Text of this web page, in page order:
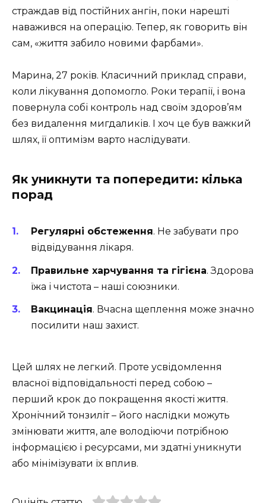
страждав від постійних ангін, поки нарешті
наважився на операцію. Тепер, як говорить він
сам, «життя забило новими фарбами».
Марина, 27 років. Класичний приклад справи,
коли лікування допомогло. Роки терапії, і вона
повернула собі контроль над своїм здоров’ям
без видалення мигдаликів. І хоч це був важкий
шлях, її оптимізм варто наслідувати.
Як уникнути та попередити: кілька
порад
Регулярні обстеження. Не забувати про
відвідування лікаря.
Правильне харчування та гігієна. Здорова
їжа і чистота – наші союзники.
Вакцинація. Вчасна щеплення може значно
посилити наш захист.
Цей шлях не легкий. Проте усвідомлення
власної відповідальності перед собою –
перший крок до покращення якості життя.
Хронічний тонзиліт – його наслідки можуть
змінювати життя, але володіючи потрібною
інформацією і ресурсами, ми здатні уникнути
або мінімізувати їх вплив.